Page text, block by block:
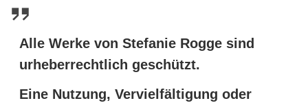
Alle Werke von Stefanie Rogge sind
urheberrechtlich geschützt.
Eine Nutzung, Vervielfältigung oder